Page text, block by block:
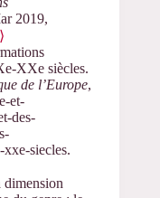
2019,
XXe siècles.
de l’Europe,
et-
des-
siecles.